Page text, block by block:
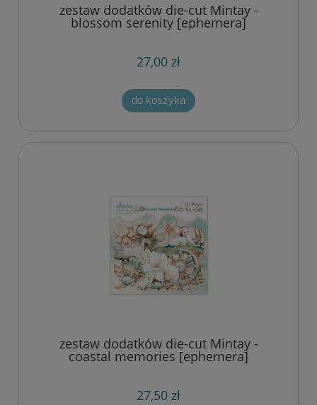
zestaw dodatków die-cut Mintay -
blossom serenity [ephemera]
27,00 zł
do koszyka
zestaw dodatków die-cut Mintay -
coastal memories [ephemera]
27,50 zł